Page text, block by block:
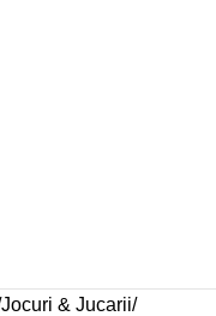
Jocuri & Jucarii